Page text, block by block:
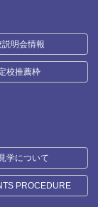
説明会情報
校推薦枠
学について
PROCEDURE